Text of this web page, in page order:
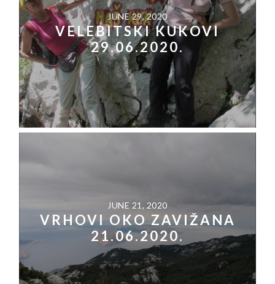
JUNE 29, 2020
VELEBITSKI KUKOVI
29.06.2020.
JUNE 21, 2020
VRHOVI OKO ZAVIŽANA
21.06.2020.